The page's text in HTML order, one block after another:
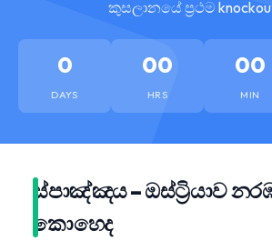
කුසලානයේ ප්‍රථම
0
DAYS
00
HRS
00
MIN
ස්පාඤ්ඤය – ඔස්ට්‍රියාව
කොහෙද